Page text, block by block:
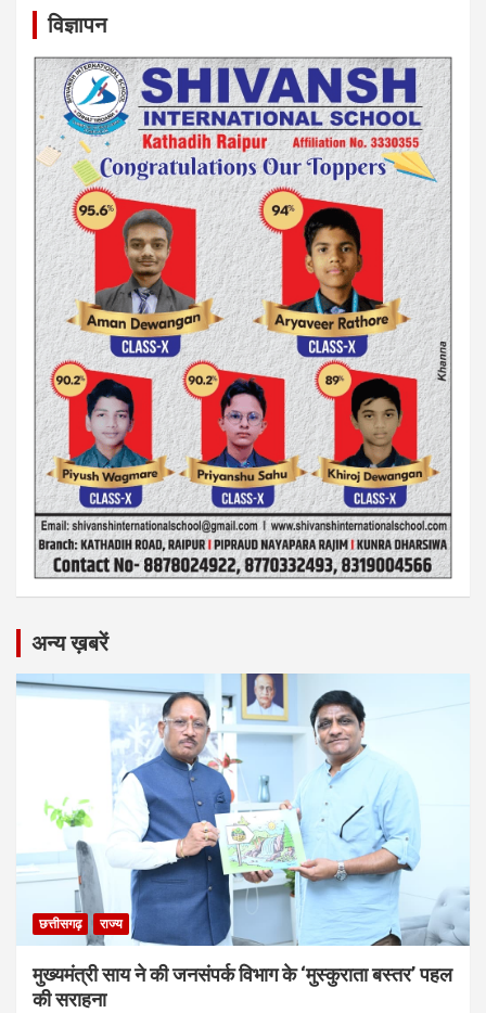
विज्ञापन
अन्य ख़बरें
छत्तीसगढ़ राज्य
मुख्यमंत्री साय ने की जनसंपर्क विभाग के ‘मुस्कुराता बस्तर’ पहल
की सराहना